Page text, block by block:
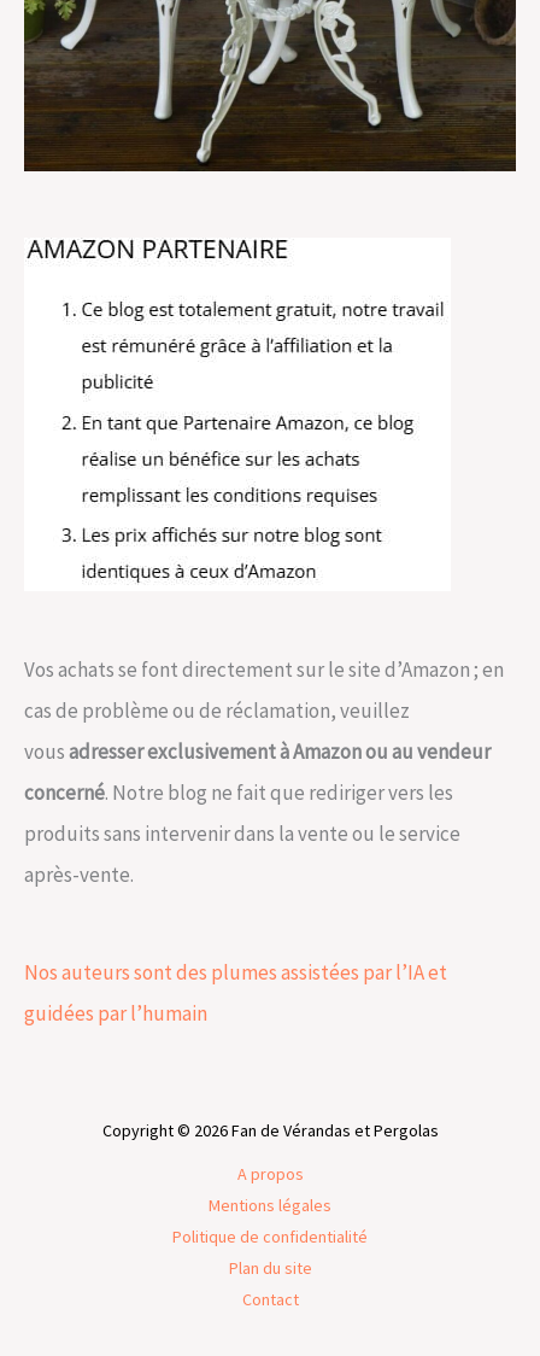
Vos achats se font directement sur le site d’Amazon ; en
cas de problème ou de réclamation, veuillez
vousadresser exclusivement à Amazon ou au vendeur
concerné. Notre blog ne fait que rediriger vers les
produits sans intervenir dans la vente ou le service
après-vente.
Nos auteurs sont des plumes assistées par l’IA et
guidées par l’humain
Copyright © 2026 Fan de Vérandas et Pergolas
A propos
Mentions légales
Politique de confidentialité
Plan du site
Contact